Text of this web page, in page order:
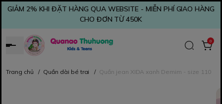
GIẢM 2% KHI ĐẶT HÀNG QUA WEBSITE - MIỄN PHÍ GIAO HÀNG
CHO ĐƠN TỪ 450K
0
Trang chủ / Quần dài bé trai / Quần jean XIDA xanh Demim - size 110